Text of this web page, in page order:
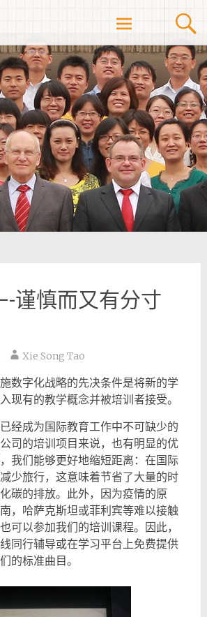
谨慎而又有分寸
Xie Song Tao
数字化战略的先决条件是将新的学
现有的教学概念并被培训者接受。
经成为国际教育工作中不可缺少的
司的培训项目来说，也有明显的优
我们能够更好地缩短距离：在国际
少旅行，这意味着节省了大量的时
碳的排放。此外，因为疫情的原
，哈萨克斯坦或菲利宾等难以接触
可以参加我们的培训课程。因此，
同行辅导或在学习平台上免费提供
的标准曲目。